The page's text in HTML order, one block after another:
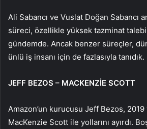
Ali Sabancı ve Vuslat Doğan Sabancı
süreci, özellikle yüksek tazminat
gündemde. Ancak benzer süreçler,
ünlü iş insanı için de fazlasıyla tanıdık.
JEFF BEZOS – MACKENZİE SCOTT
Amazon’un kurucusu Jeff Bezos, 2019
MacKenzie Scott ile yollarını ayırdı.